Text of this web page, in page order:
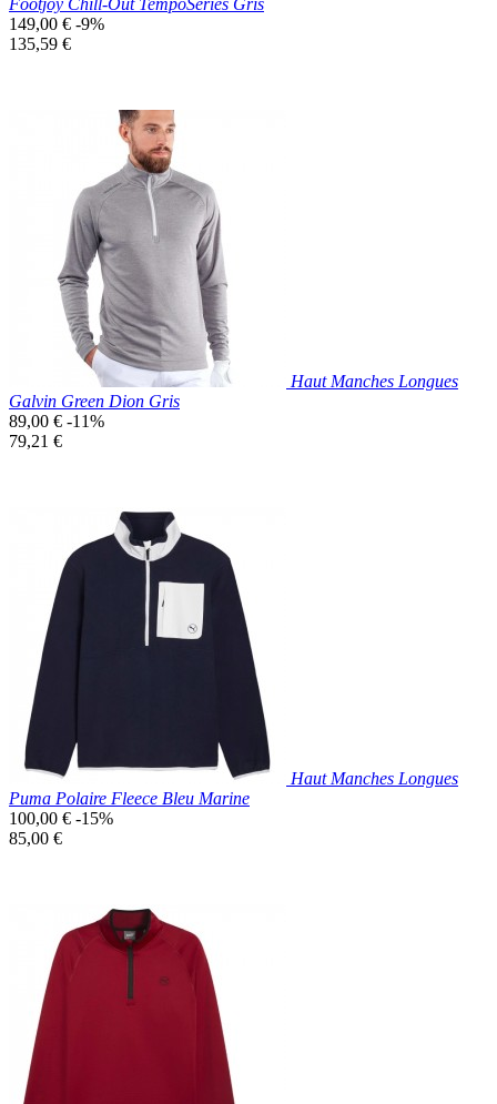
Prix
de
149,00 € -9%
Prix
135,59 €
Prix réduit
Aperçu rapide
Haut Manches Longues
Galvin Green Dion Gris
Prix
de
89,00 € -11%
Prix
79,21 €
Prix réduit
Aperçu rapide
Haut Manches Longues
Puma Polaire Fleece Bleu Marine
Prix
de
100,00 € -15%
Prix
85,00 €
Prix réduit
Aperçu rapide
Marine